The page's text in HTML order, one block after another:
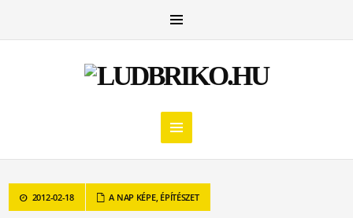
2012-02-18 A NAP KÉPE, ÉPÍTÉSZET